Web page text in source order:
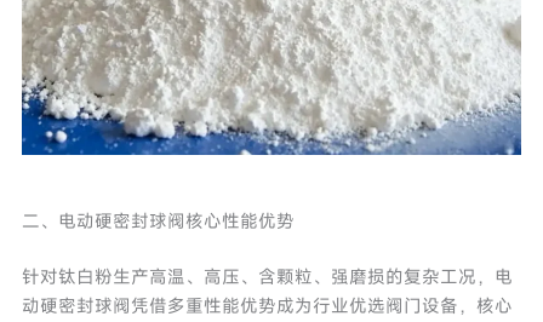
二、电动硬密封球阀核心性能优势
针对钛白粉生产高温、高压、含颗粒、强磨损的复杂工况，电
动硬密封球阀凭借多重性能优势成为行业优选阀门设备，核心